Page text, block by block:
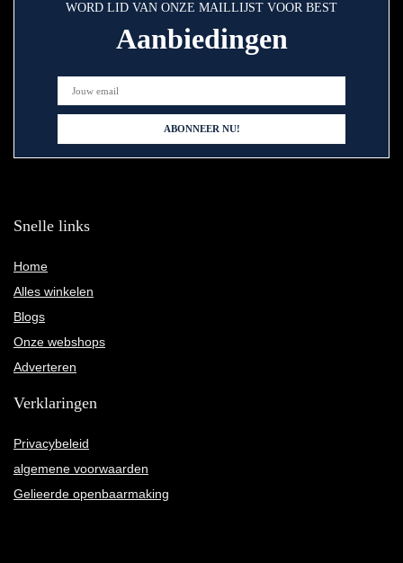
WORD LID VAN ONZE MAILLIJST VOOR BEST
Aanbiedingen
Snelle links
Home
Alles winkelen
Blogs
Onze webshops
Adverteren
Verklaringen
Privacybeleid
algemene voorwaarden
Gelieerde openbaarmaking